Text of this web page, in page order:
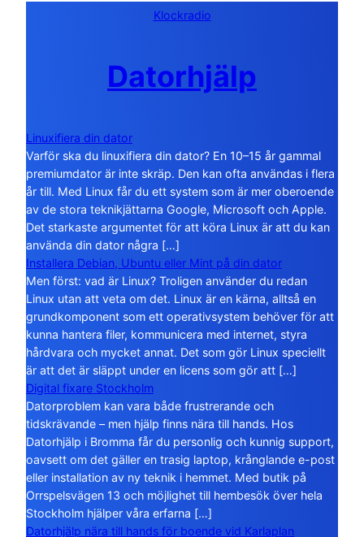
Klockradio
Datorhjälp
Linuxifiera din dator
Varför ska du linuxifiera din dator? En 10–15 år gammal
premiumdator är inte skräp. Den kan ofta användas i flera
år till. Med Linux får du ett system som är mer oberoende
av de stora teknikjättarna Google, Microsoft och Apple.
Det starkaste argumentet för att köra Linux är att du kan
använda din dator några […]
Installera Debian, Ubuntu eller Mint på din dator
Men först: vad är Linux? Troligen använder du redan
Linux utan att veta om det. Linux är en kärna, alltså en
grundkomponent som ett operativsystem behöver för att
kunna hantera filer, kommunicera med internet, styra
hårdvara och mycket annat. Det som gör Linux speciellt
är att det är släppt under en licens som gör att […]
Digital fixare Stockholm
Datorproblem kan vara både frustrerande och
tidskrävande – men hjälp finns nära till hands. Hos
Datorhjälp i Bromma får du personlig och kunnig support,
oavsett om det gäller en trasig laptop, krånglande e-post
eller installation av ny teknik i hemmet. Med butik på
Orrspelsvägen 13 och möjlighet till hembesök över hela
Stockholm hjälper våra erfarna […]
Datorhjälp nära till hands för boende vid Karlaplan